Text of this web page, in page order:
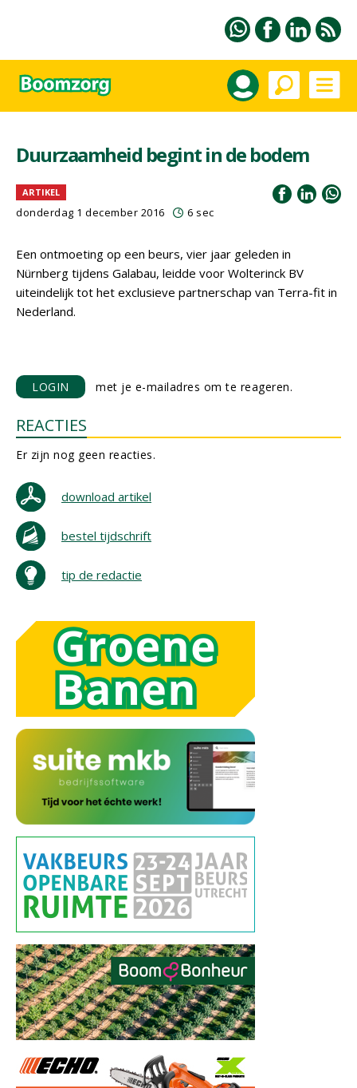
Duurzaamheid begint in de bodem
ARTIKEL
donderdag 1 december 2016 6 sec
Een ontmoeting op een beurs, vier jaar geleden in
Nürnberg tijdens Galabau, leidde voor Wolterinck BV
uiteindelijk tot het exclusieve partnerschap van Terra-fit in
Nederland.
LOGIN met je e-mailadres om te reageren.
REACTIES
Er zijn nog geen reacties.
download artikel
bestel tijdschrift
tip de redactie